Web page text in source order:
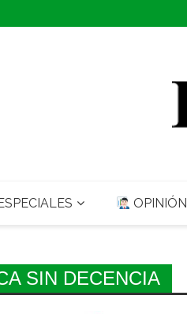
OPINIÓN
SIN DECENCIA